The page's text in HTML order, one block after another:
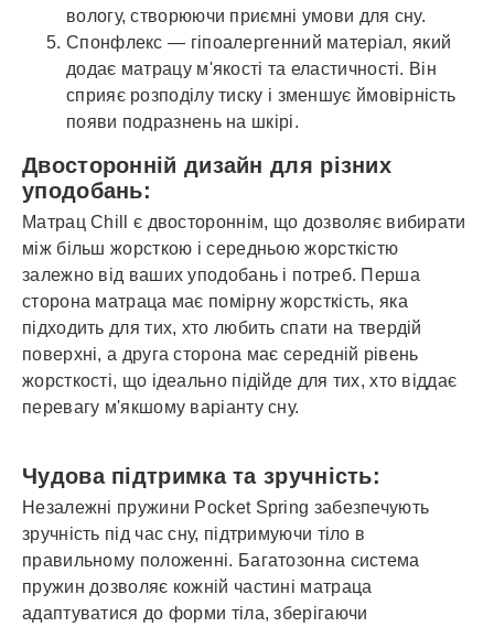
вологу, створюючи приємні умови для сну.
Спонфлекс — гіпоалергенний матеріал, який
додає матрацу м'якості та еластичності. Він
сприяє розподілу тиску і зменшує ймовірність
появи подразнень на шкірі.
Двосторонній дизайн для різних
уподобань:
Матрац Chill є двостороннім, що дозволяє вибирати
між більш жорсткою і середньою жорсткістю
залежно від ваших уподобань і потреб. Перша
сторона матраца має помірну жорсткість, яка
підходить для тих, хто любить спати на твердій
поверхні, а друга сторона має середній рівень
жорсткості, що ідеально підійде для тих, хто віддає
перевагу м'якшому варіанту сну.
Чудова підтримка та зручність:
Незалежні пружини Pocket Spring забезпечують
зручність під час сну, підтримуючи тіло в
правильному положенні. Багатозонна система
пружин дозволяє кожній частині матраца
адаптуватися до форми тіла, зберігаючи